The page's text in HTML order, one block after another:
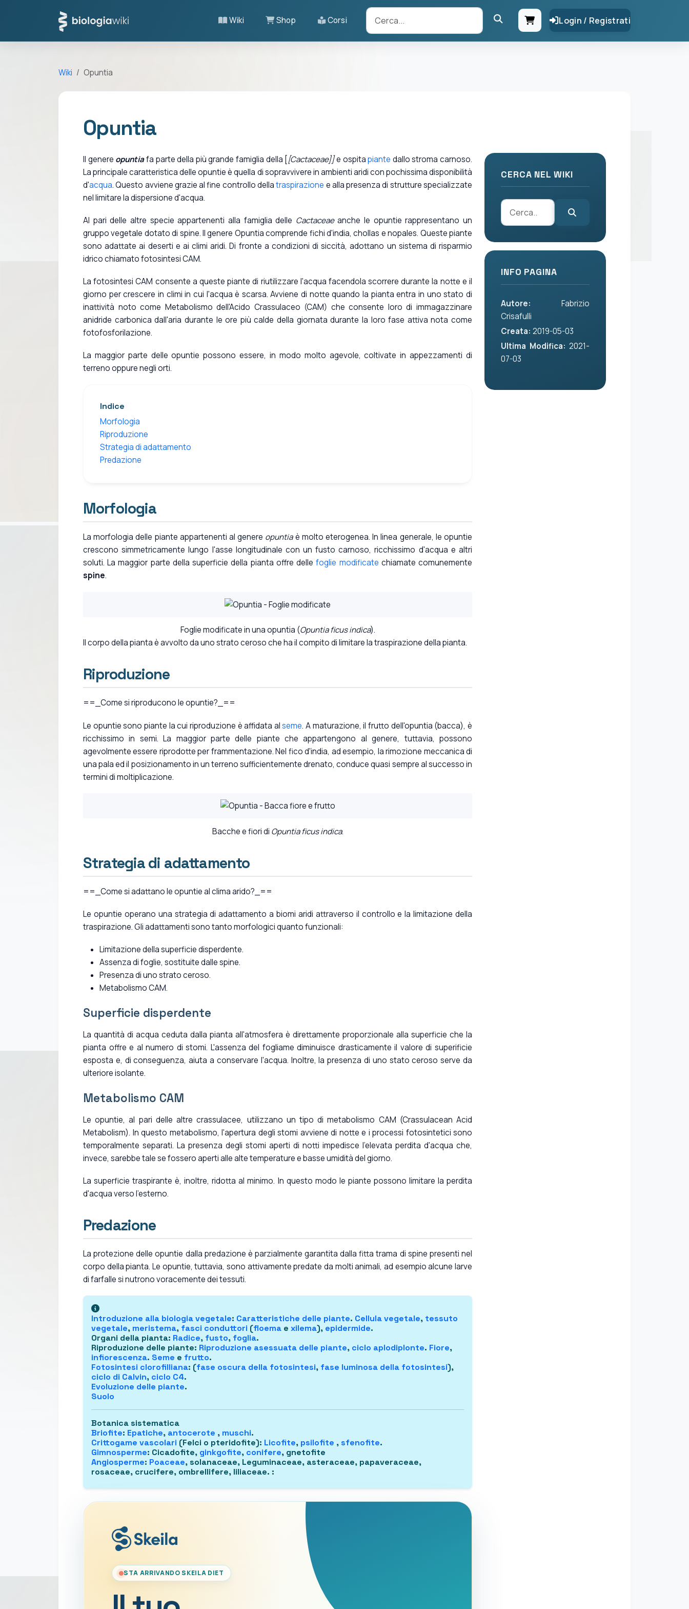
Wiki Shop Corsi Login / Registrati
Wiki Opuntia
Opuntia
Il genere opuntiafa parte della più grande famiglia della [[Cactaceae]]e ospitapiante dallo stroma carnoso.
La principale caratteristica delle opuntie è quella di sopravvivere in ambienti aridi con pochissima disponibilità
d'acqua. Questo avviene grazie al fine controllo dellatraspirazione e alla presenza di strutture specializzate
nel limitare la dispersione d'acqua.
Al pari delle altre specie appartenenti alla famiglia delle Cactaceaeanche le opuntie rappresentano un
gruppo vegetale dotato di spine. Il genere Opuntia comprende fichi d'india, chollas e nopales. Queste piante
sono adattate ai deserti e ai climi aridi. Di fronte a condizioni di siccità, adottano un sistema di risparmio
idrico chiamato fotosintesi CAM.
La fotosintesi CAM consente a queste piante di riutilizzare l'acqua facendola scorrere durante la notte e il
giorno per crescere in climi in cui l'acqua è scarsa. Avviene di notte quando la pianta entra in uno stato di
inattività noto come Metabolismo dell'Acido Crassulaceo (CAM) che consente loro di immagazzinare
anidride carbonica dall'aria durante le ore più calde della giornata durante la loro fase attiva nota come
fotofosforilazione.
La maggior parte delle opuntie possono essere, in modo molto agevole, coltivate in appezzamenti di
terreno oppure negli orti.
Indice
Morfologia
Riproduzione
Strategia di adattamento
Predazione
Morfologia
La morfologia delle piante appartenenti al genere opuntiaè molto eterogenea. In linea generale, le opuntie
crescono simmetricamente lungo l'asse longitudinale con un fusto carnoso, ricchissimo d'acqua e altri
soluti. La maggior parte della superficie della pianta offre dellefoglie modificate chiamate comunemente
spine.
Foglie modificate in una opuntia (Opuntia ficus indica).
Il corpo della pianta è avvolto da uno strato ceroso che ha il compito di limitare la traspirazione della pianta.
Riproduzione
==_Come si riproducono le opuntie?_==
Le opuntie sono piante la cui riproduzione è affidata alseme. A maturazione, il frutto dell'opuntia (bacca), è
ricchissimo in semi. La maggior parte delle piante che appartengono al genere, tuttavia, possono
agevolmente essere riprodotte per frammentazione. Nel fico d'india, ad esempio, la rimozione meccanica di
una pala ed il posizionamento in un terreno sufficientemente drenato, conduce quasi sempre al successo in
termini di moltiplicazione.
Bacche e fiori di Opuntia ficus indica.
Strategia di adattamento
==_Come si adattano le opuntie al clima arido?_==
Le opuntie operano una strategia di adattamento a biomi aridi attraverso il controllo e la limitazione della
traspirazione. Gli adattamenti sono tanto morfologici quanto funzionali:
Limitazione della superficie disperdente.
Assenza di foglie, sostituite dalle spine.
Presenza di uno strato ceroso.
Metabolismo CAM.
Superficie disperdente
La quantità di acqua ceduta dalla pianta all'atmosfera è direttamente proporzionale alla superficie che la
pianta offre e al numero di stomi. L'assenza del fogliame diminuisce drasticamente il valore di superificie
esposta e, di conseguenza, aiuta a conservare l'acqua. Inoltre, la presenza di uno stato ceroso serve da
ulteriore isolante.
Metabolismo CAM
Le opuntie, al pari delle altre crassulacee, utilizzano un tipo di metabolismo CAM (Crassulacean Acid
Metabolism). In questo metabolismo, l'apertura degli stomi avviene di notte e i processi fotosintetici sono
temporalmente separati. La presenza degli stomi aperti di notti impedisce l'elevata perdita d'acqua che,
invece, sarebbe tale se fossero aperti alle alte temperature e basse umidità del giorno.
La superficie traspirante è, inoltre, ridotta al minimo. In questo modo le piante possono limitare la perdita
d'acqua verso l'esterno.
Predazione
La protezione delle opuntie dalla predazione è parzialmente garantita dalla fitta trama di spine presenti nel
corpo della pianta. Le opuntie, tuttavia, sono attivamente predate da molti animali, ad esempio alcune larve
di farfalle si nutrono voracemente dei tessuti.
Introduzione alla biologia vegetale: Caratteristiche delle piante. Cellula vegetale, tessuto
vegetale, meristema, fasci conduttori (floema e xilema), epidermide.
Organi della pianta: Radice, fusto, foglia.
Riproduzione delle piante: Riproduzione asessuata delle piante, ciclo aplodiplonte. Fiore,
infiorescenza. Seme e frutto.
Fotosintesi clorofilliana: (fase oscura della fotosintesi, fase luminosa della fotosintesi),
ciclo di Calvin, ciclo C4.
Evoluzione delle piante.
Suolo
Botanica sistematica
Briofite: Epatiche, antocerote , muschi.
Crittogame vascolari (Felci o pteridofite): Licofite, psilofite , sfenofite.
Gimnosperme: Cicadofite, ginkgofite, conifere, gnetofite
Angiosperme: Poaceae, solanaceae, Leguminaceae, asteraceae, papaveraceae,
rosaceae, crucifere, ombrellifere, liliaceae. :
STA ARRIVANDO SKEILA DIET
CERCA NEL WIKI
INFO PAGINA
Autore: Fabrizio
Crisafulli
Creata: 2019-05-03
Ultima Modifica: 2021-
07-03